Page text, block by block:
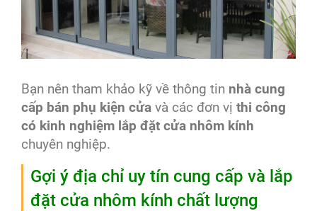
Bạn nên tham khảo kỹ về thông tin nhà cung
cấp bán phụ kiện cửa và các đơn vị thi công
có kinh nghiệm lắp đặt cửa nhôm kính
chuyên nghiệp.
Gợi ý địa chỉ uy tín cung cấp và lắp
đặt cửa nhôm kính chất lượng